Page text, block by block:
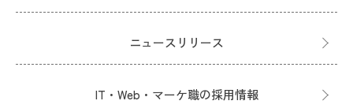
ニュースリリース
IT・Web・マーケ職の採用情報